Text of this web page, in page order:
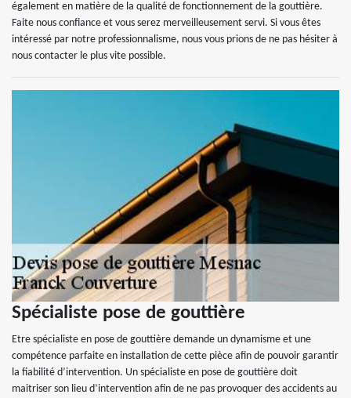
également en matière de la qualité de fonctionnement de la gouttière.
Faite nous confiance et vous serez merveilleusement servi. Si vous êtes
intéressé par notre professionnalisme, nous vous prions de ne pas hésiter à
nous contacter le plus vite possible.
Spécialiste pose de gouttière
Etre spécialiste en pose de gouttière demande un dynamisme et une
compétence parfaite en installation de cette pièce afin de pouvoir garantir
la fiabilité d’intervention. Un spécialiste en pose de gouttière doit
maitriser son lieu d’intervention afin de ne pas provoquer des accidents au